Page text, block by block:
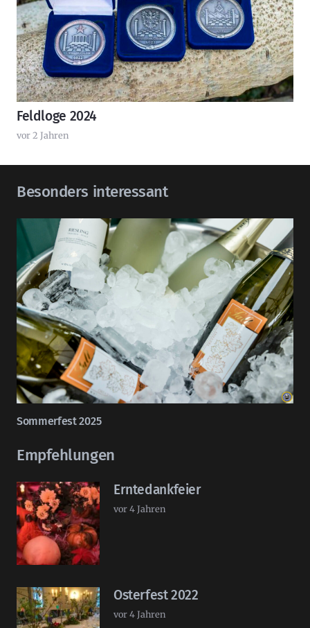
Feldloge 2024
vor 2 Jahren
Besonders interessant
Sommerfest 2025
Empfehlungen
Erntedankfeier
vor 4 Jahren
Osterfest 2022
vor 4 Jahren